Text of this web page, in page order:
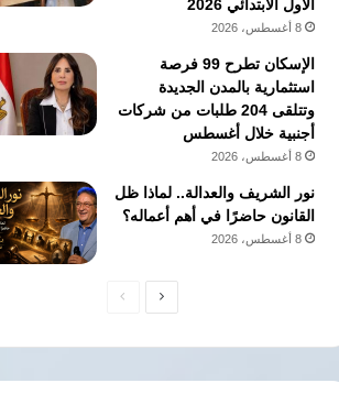
الأول الابتدائي 2026
8 أغسطس، 2026
الإسكان تطرح 99 فرصة
استثمارية بالمدن الجديدة
وتتلقى 204 طلبات من شركات
أجنبية خلال أغسطس
8 أغسطس، 2026
نور الشريف والعدالة.. لماذا ظل
القانون حاضرًا في أهم أعماله؟
8 أغسطس، 2026
الصفحةالصفحة